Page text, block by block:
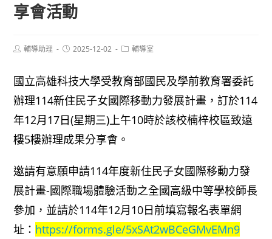
享會活動
Post輔導助理
Post2025-12-02
Post輔導室
國立高雄科技大學受教育部國民及學前教育署委託
辦理114新住民子女國際移動力發展計畫，訂於114
年12月17日(星期三)上午10時於該校楠梓校區致遠
樓5樓辦理成果分享會。
邀請有意願申請114年度新住民子女國際移動力發
展計畫-國際職場體驗活動之全國高級中等學校師長
參加，並請於114年12月10日前填寫報名表單網
址： https://forms.gle/5xSAt2wBCeGMvEMn9